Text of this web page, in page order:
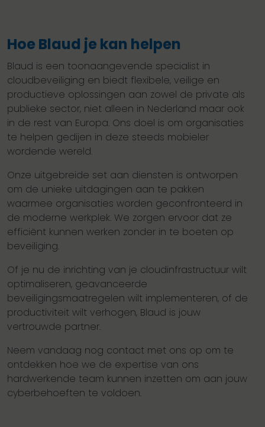
Hoe Blaud je kan helpen
Blaud is een toonaangevende specialist in
cloudbeveiliging en biedt flexibele, veilige en
productieve oplossingen aan zowel de private als
publieke sector, niet alleen in Nederland maar ook
in de rest van Europa. Ons doel is om organisaties
te helpen gedijen in deze steeds mobieler
wordende wereld.
Onze uitgebreide set aan diensten is ontworpen
om de unieke uitdagingen aan te pakken
waarmee organisaties worden geconfronteerd in
de moderne werkplek. We zorgen ervoor dat ze
efficiënt kunnen werken zonder in te boeten op
beveiliging.
Of je nu de inrichting van je cloudinfrastructuur wilt
optimaliseren, geavanceerde
beveiligingsmaatregelen wilt implementeren, of de
productiviteit wilt verhogen, Blaud is jouw
vertrouwde partner.
Neem vandaag nog contact met ons op om te
ontdekken hoe we de expertise van ons
hardwerkende team kunnen inzetten om aan jouw
cyberbehoeften te voldoen.